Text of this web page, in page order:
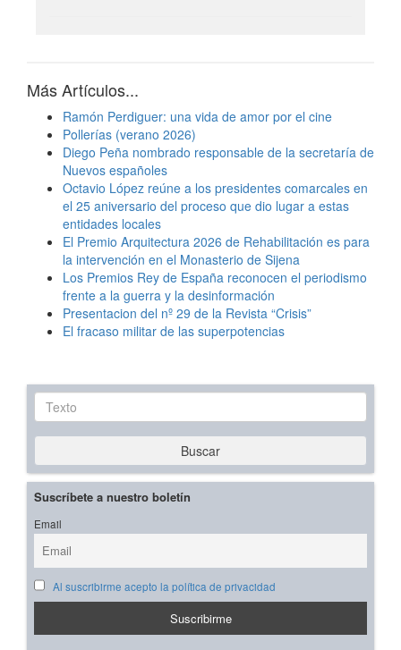
Más Artículos...
Ramón Perdiguer: una vida de amor por el cine
Pollerías (verano 2026)
Diego Peña nombrado responsable de la secretaría de
Nuevos españoles
Octavio López reúne a los presidentes comarcales en
el 25 aniversario del proceso que dio lugar a estas
entidades locales
El Premio Arquitectura 2026 de Rehabilitación es para
la intervención en el Monasterio de Sijena
Los Premios Rey de España reconocen el periodismo
frente a la guerra y la desinformación
Presentacion del nº 29 de la Revista “Crisis”
El fracaso militar de las superpotencias
Texto
Buscar
Suscríbete a nuestro boletín
Email
Al suscribirme acepto la política de privacidad